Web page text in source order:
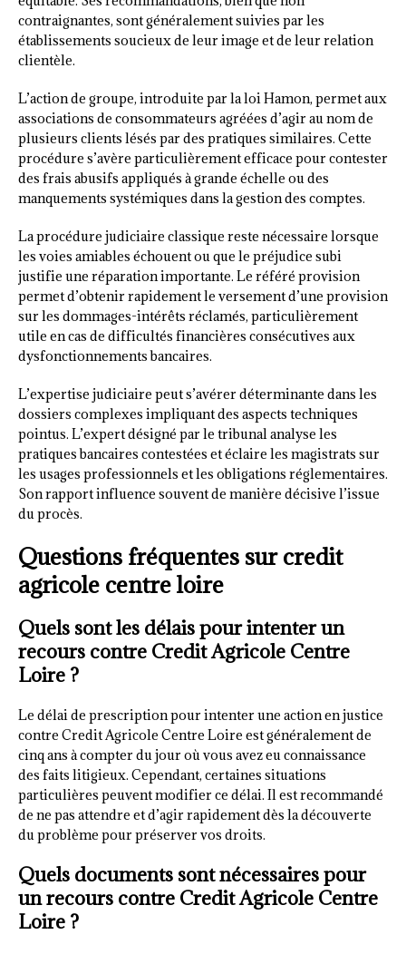
contraignantes, sont généralement suivies par les
établissements soucieux de leur image et de leur relation
clientèle.
L’action de groupe, introduite par la loi Hamon, permet aux
associations de consommateurs agréées d’agir au nom de
plusieurs clients lésés par des pratiques similaires. Cette
procédure s’avère particulièrement efficace pour contester
des frais abusifs appliqués à grande échelle ou des
manquements systémiques dans la gestion des comptes.
La procédure judiciaire classique reste nécessaire lorsque
les voies amiables échouent ou que le préjudice subi
justifie une réparation importante. Le référé provision
permet d’obtenir rapidement le versement d’une provision
sur les dommages-intérêts réclamés, particulièrement
utile en cas de difficultés financières consécutives aux
dysfonctionnements bancaires.
L’expertise judiciaire peut s’avérer déterminante dans les
dossiers complexes impliquant des aspects techniques
pointus. L’expert désigné par le tribunal analyse les
pratiques bancaires contestées et éclaire les magistrats sur
les usages professionnels et les obligations réglementaires.
Son rapport influence souvent de manière décisive l’issue
du procès.
Questions fréquentes sur credit
agricole centre loire
Quels sont les délais pour intenter un
recours contre Credit Agricole Centre
Loire ?
Le délai de prescription pour intenter une action en justice
contre Credit Agricole Centre Loire est généralement de
cinq ans à compter du jour où vous avez eu connaissance
des faits litigieux. Cependant, certaines situations
particulières peuvent modifier ce délai. Il est recommandé
de ne pas attendre et d’agir rapidement dès la découverte
du problème pour préserver vos droits.
Quels documents sont nécessaires pour
un recours contre Credit Agricole Centre
Loire ?